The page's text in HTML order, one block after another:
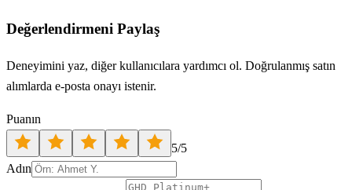
Değerlendirmeni Paylaş
Deneyimini yaz, diğer kullanıcılara yardımcı ol. Doğrulanmış satın
alımlarda e-posta onayı istenir.
Puanın
5/5
Adın